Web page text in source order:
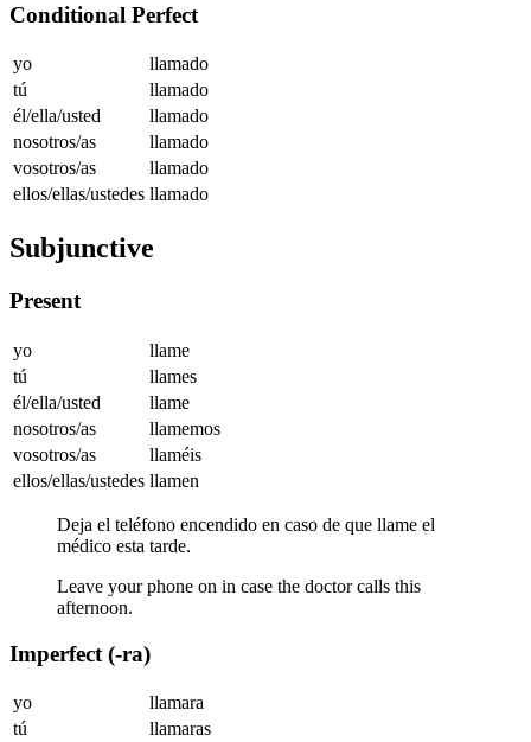
Conditional Perfect
yo
llamado
tú
llamado
él/ella/usted
llamado
nosotros/as
llamado
vosotros/as
llamado
ellos/ellas/ustedes llamado
Subjunctive
Present
yo
llame
tú
llames
él/ella/usted
llame
nosotros/as
llamemos
vosotros/as
llaméis
ellos/ellas/ustedes llamen
Deja el teléfono encendido en caso de que llame el
médico esta tarde.
Leave your phone on in case the doctor calls this
afternoon.
Imperfect (-ra)
yo
llamara
tú
llamaras